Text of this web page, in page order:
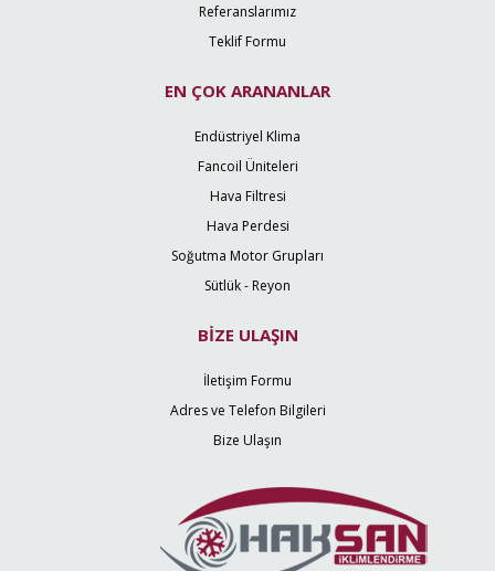
Referanslarımız
Teklif Formu
EN ÇOK ARANANLAR
Endüstriyel Klima
Fancoil Üniteleri
Hava Filtresi
Hava Perdesi
Soğutma Motor Grupları
Sütlük - Reyon
BİZE ULAŞIN
İletişim Formu
Adres ve Telefon Bilgileri
Bize Ulaşın